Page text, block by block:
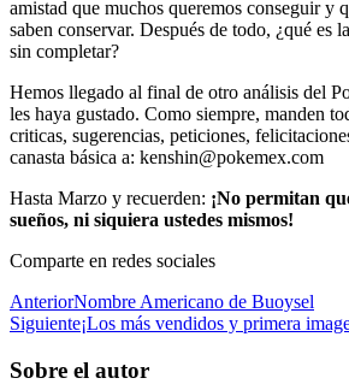
amistad que muchos queremos conseguir y
saben conservar. Después de todo, ¿qué es
sin completar?
Hemos llegado al final de otro análisis del
les haya gustado. Como siempre, manden
criticas, sugerencias, peticiones,
canasta básica a: kenshin@pokemex.com
Hasta Marzo y recuerden: ¡No permitan
sueños, ni siquiera ustedes mismos!
Comparte en redes sociales
AnteriorNombre Americano de Buoysel
Siguiente¡Los más vendidos y primera
Sobre el autor